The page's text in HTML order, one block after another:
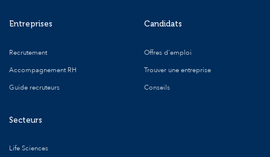
Entreprises
Recrutement
Accompagnement RH
Guide recruteurs
Secteurs
Life Sciences
Candidats
Offres d'emploi
Trouver une entreprise
Conseils